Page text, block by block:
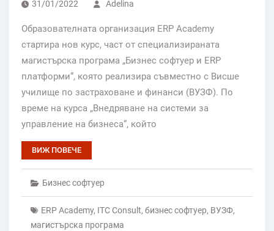
31/01/2022 Adelina
Образователната организация ERP Academy
стартира нов курс, част от специализираната
магистърска програма „Бизнес софтуер и ERP
платформи“, която реализира съвместно с Висше
училище по застраховане и финанси (ВУЗФ). По
време на курса „Внедряване на системи за
управление на бизнеса“, който
ВИЖ ПОВЕЧЕ
Бизнес софтуер
ERP Academy, ITC Consult, бизнес софтуер, ВУЗФ,
магистърска програма